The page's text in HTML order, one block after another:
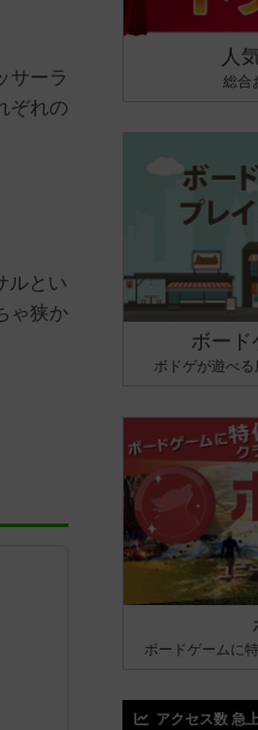
サーラ
ぞれの
ルとい
ゃ狭か
人
総合
ボード
ボドゲが遊べ
ボードゲームに
アクセス数 急